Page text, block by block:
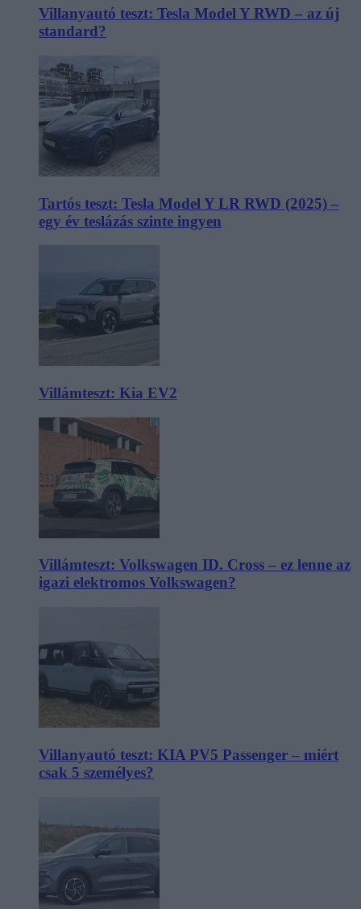
Villanyautó teszt: Tesla Model Y RWD – az új
standard?
Tartós teszt: Tesla Model Y LR RWD (2025) –
egy év teslázás szinte ingyen
Villámteszt: Kia EV2
Villámteszt: Volkswagen ID. Cross – ez lenne az
igazi elektromos Volkswagen?
Villanyautó teszt: KIA PV5 Passenger – miért
csak 5 személyes?